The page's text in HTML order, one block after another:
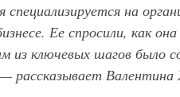
на
Ее спросили, как
ключевых шагов было
рассказывает Валентина